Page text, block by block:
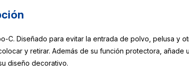
Diseñado para evitar la entrada de polvo, pelusa y
y retirar. Además de su función protectora, añade
diseño decorativo.